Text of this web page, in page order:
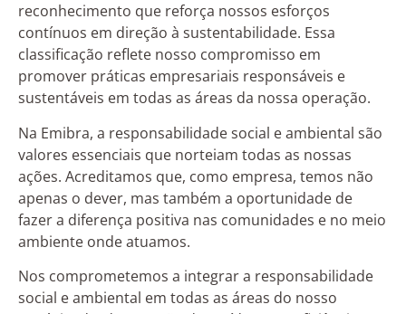
reconhecimento que reforça nossos esforços
contínuos em direção à sustentabilidade. Essa
classificação reflete nosso compromisso em
promover práticas empresariais responsáveis e
sustentáveis em todas as áreas da nossa operação.
Na Emibra, a responsabilidade social e ambiental são
valores essenciais que norteiam todas as nossas
ações. Acreditamos que, como empresa, temos não
apenas o dever, mas também a oportunidade de
fazer a diferença positiva nas comunidades e no meio
ambiente onde atuamos.
Nos comprometemos a integrar a responsabilidade
social e ambiental em todas as áreas do nosso